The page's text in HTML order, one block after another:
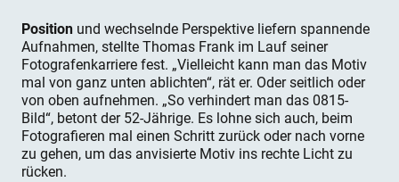
Position und wechselnde Perspektive liefern spannende
Aufnahmen, stellte Thomas Frank im Lauf seiner
Fotografenkarriere fest. „Vielleicht kann man das Motiv
mal von ganz unten ablichten“, rät er. Oder seitlich oder
von oben aufnehmen. „So verhindert man das 0815-
Bild“, betont der 52-Jährige. Es lohne sich auch, beim
Fotografieren mal einen Schritt zurück oder nach vorne
zu gehen, um das anvisierte Motiv ins rechte Licht zu
rücken.